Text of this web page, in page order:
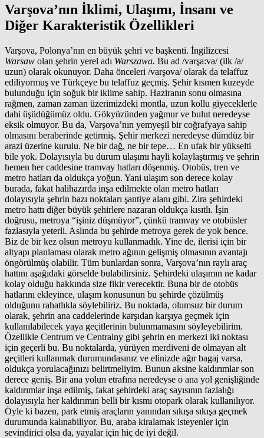
Varşova’nın İklimi, Ulaşımı, İnsanı ve
Diğer Karakteristik Özellikleri
Varşova, Polonya’nın en büyük şehri ve başkenti. İngilizcesi
Warsaw olan şehrin yerel adı Warszawa. Bu ad /varşa:va/ (ilk /a/
uzun) olarak okunuyor. Daha önceleri /varşova/ olarak da telaffuz
ediliyormuş ve Türkçeye bu telaffuz geçmiş. Şehir kısmen kuzeyde
bulunduğu için soğuk bir iklime sahip. Haziranın sonu olmasına
rağmen, zaman zaman üzerimizdeki montla, uzun kollu giyeceklerle
dahi üşüdüğümüz oldu. Gökyüzünden yağmur ve bulut neredeyse
eksik olmuyor. Bu da, Varşova’nın yemyeşil bir coğrafyaya sahip
olmasını beraberinde getirmiş. Şehir merkezi neredeyse dümdüz bir
arazi üzerine kurulu. Ne bir dağ, ne bir tepe… En ufak bir yükselti
bile yok. Dolayısıyla bu durum ulaşımı hayli kolaylaştırmış ve şehrin
hemen her caddesine tramvay hatları döşenmiş. Otobüs, tren ve
metro hatları da oldukça yoğun. Yani ulaşım son derece kolay
burada, fakat halihazırda inşa edilmekte olan metro hatları
dolayısıyla şehrin bazı noktaları şantiye alanı gibi. Zira şehirdeki
metro hattı diğer büyük şehirlere nazaran oldukça kısıtlı. İşin
doğrusu, metroya “işiniz düşmüyor”, çünkü tramvay ve otobüsler
fazlasıyla yeterli. Aslında bu şehirde metroya gerek de yok bence.
Biz de bir kez olsun metroyu kullanmadık. Yine de, ilerisi için bir
altyapı planlaması olarak metro ağının gelişmiş olmasının avantajı
öngörülmüş olabilir. Tüm bunlardan sonra, Varşova’nın raylı araç
hattını aşağıdaki görselde bulabilirsiniz. Şehirdeki ulaşımın ne kadar
kolay olduğu hakkında size fikir verecektir. Buna bir de otobüs
hatlarını ekleyince, ulaşım konusunun bu şehirde çözülmüş
olduğunu rahatlıkla söylebiliriz. Bu noktada, olumsuz bir durum
olarak, şehrin ana caddelerinde karşıdan karşıya geçmek için
kullanılabilecek yaya geçitlerinin bulunmamasını söyleyebilirim.
Özellikle Centrum ve Centralny gibi şehrin en merkezi iki noktası
için geçerli bu. Bu noktalarda, yürüyen merdiveni de olmayan alt
geçitleri kullanmak durumundasınız ve elinizde ağır bagaj varsa,
oldukça yorulacağınızı belirtmeliyim. Bunun aksine kaldırımlar son
derece geniş. Bir ana yolun etrafına neredeyse o ana yol genişliğinde
kaldırımlar inşa edilmiş, fakat şehirdeki araç sayısının fazlalığı
dolayısıyla her kaldırımın belli bir kısmı otopark olarak kullanılıyor.
Öyle ki bazen, park etmiş araçların yanından sıkışa sıkışa geçmek
durumunda kalınabiliyor. Bu, araba kiralamak isteyenler için
sevindirici olsa da, yayalar için hiç de iyi değil.